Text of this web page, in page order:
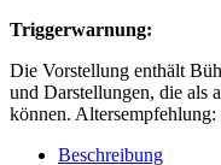
Triggerwarnung:
Die Vorstellung enthält
und Darstellungen, die als
können. Altersempfehlung:
Beschreibung